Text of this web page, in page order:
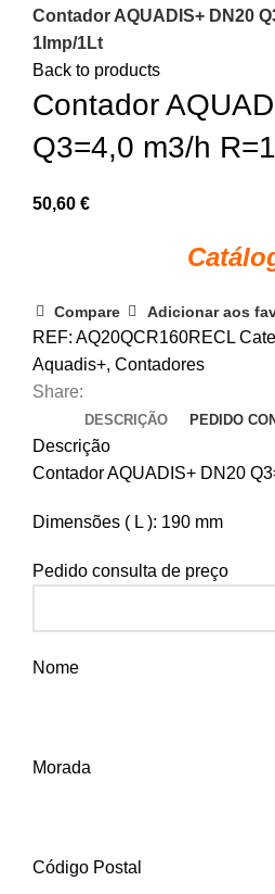
Contador AQUADIS+ DN20
1Imp/1Lt
Back to products
Contador
Q3=4,0 m3/h
50,60 €
Compare Adicionar aos
REF: AQ20QCR160RECL
Aquadis+, Contadores
Share:
DESCRIÇÃO PEDIDO
Descrição
Contador AQUADIS+ DN20
Dimensões ( L ): 190 mm
Pedido consulta de preço
Nome
Morada
Código Postal